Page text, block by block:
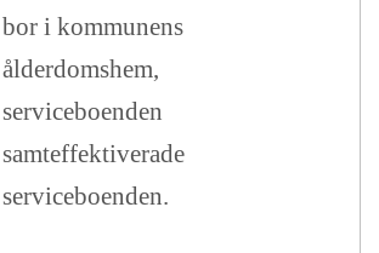
bor i kommunens
ålderdomshem,
serviceboenden
samteffektiverade
serviceboenden.